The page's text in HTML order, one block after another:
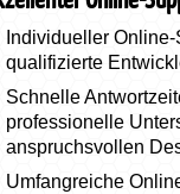
Individueller
qualifizierte
Schnelle
professionelle
anspruchsvollen
Umfangreiche